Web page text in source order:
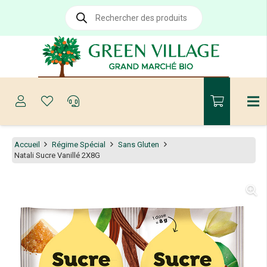
Recherche
produits
Accueil Régime Spécial
Sans Gluten
Natali Sucre Vanillé 2X8G